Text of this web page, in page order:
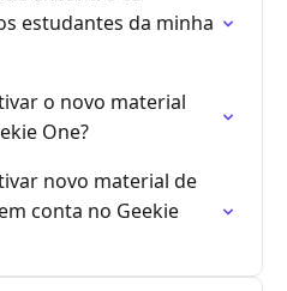
estudantes da minha
o novo material
One?
novo material de
conta no Geekie